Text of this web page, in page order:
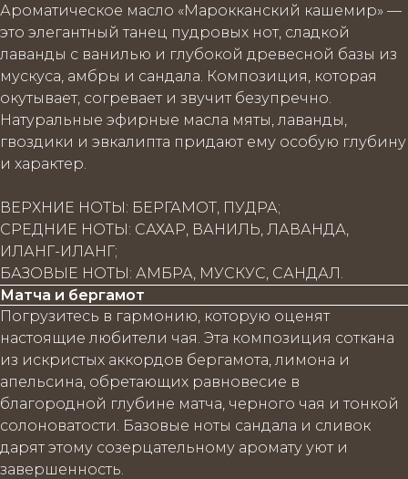
Ароматическое масло «Марокканский кашемир» —
это элегантный танец пудровых нот, сладкой
лаванды с ванилью и глубокой древесной базы из
мускуса, амбры и сандала. Композиция, которая
окутывает, согревает и звучит безупречно.
Натуральные эфирные масла мяты, лаванды,
гвоздики и эвкалипта придают ему особую глубину
и характер.
ВЕРХНИЕ НОТЫ: БЕРГАМОТ, ПУДРА;
СРЕДНИЕ НОТЫ: САХАР, ВАНИЛЬ, ЛАВАНДА,
ИЛАНГ-ИЛАНГ;
БАЗОВЫЕ НОТЫ: АМБРА, МУСКУС, САНДАЛ.
Матча и бергамот
Погрузитесь в гармонию, которую оценят
настоящие любители чая. Эта композиция соткана
из искристых аккордов бергамота, лимона и
апельсина, обретающих равновесие в
благородной глубине матча, черного чая и тонкой
солоноватости. Базовые ноты сандала и сливок
дарят этому созерцательному аромату уют и
завершенность.